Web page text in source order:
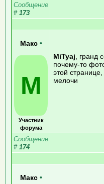
Сообщение
# 173
Макс •
М
Участник
форума
MiTyaj , гранд
почему-то
этой
мелочи
Сообщение
# 174
Макс •